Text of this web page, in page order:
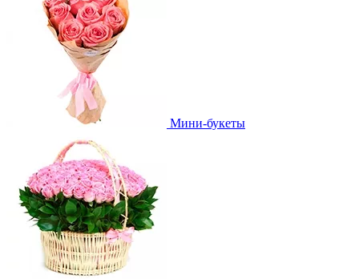
Мини-букеты